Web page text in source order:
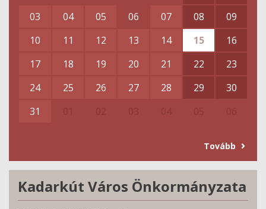
03
04 05 06 07 08
09
10
11 12 13 14 15
16
17
18 19 20 21 22
23
24
25 26 27 28 29
30
31
Tovább
Kadarkút Város Önkormányzata